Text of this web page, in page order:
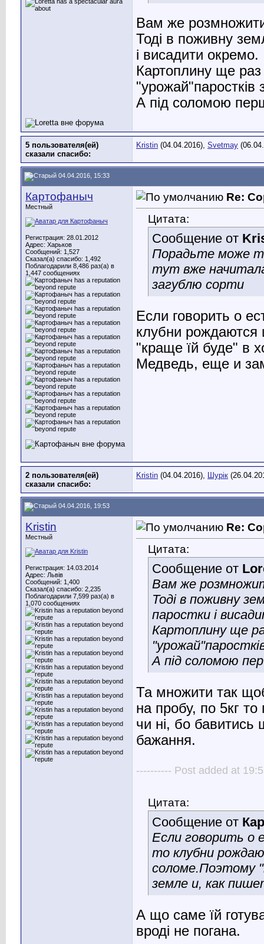
Вам же
Тоді в поживну
і висадити окремо.
Картоплину ще
"урожай"паростків
А під соломою
5 пользователя(ей)
сказали cпасибо:
Kristin (04.04.2016), Svetmay
04.04.2016, 15:33
Картофаныч
Местный
Регистрация: 28.01.2012
Адрес: Харьков
Сообщений: 1,527
Сказал(а) спасибо: 1,492
Поблагодарили 8,486 раз(а) в
1,447 сообщениях
Re:
Цитата:
Сообщение от
Порадьте може
тут вже
загублю сорти
Если говорить о
клубни рождаются
"краще їй буде" в
Медведь, еще и
2 пользователя(ей)
сказали cпасибо:
Kristin (04.04.2016), Шурік
04.04.2016, 19:53
Kristin
Местный
Регистрация: 14.03.2014
Адрес: Львів
Сообщений: 1,400
Сказал(а) спасибо: 2,235
Поблагодарили 7,599 раз(а) в
1,070 сообщениях
Re:
Цитата:
Сообщение от
Вам же
Тоді в поживну
паростки і
Картоплину ще
А під соломою
Та множити так
на пробу, по 5кг
чи ні, бо
бажання.
---------- Post added at
Цитата:
Сообщение от
Если говорить о
то клубни
соломе.Поэтому
земле и, как
А що саме їй
вроді не погана.